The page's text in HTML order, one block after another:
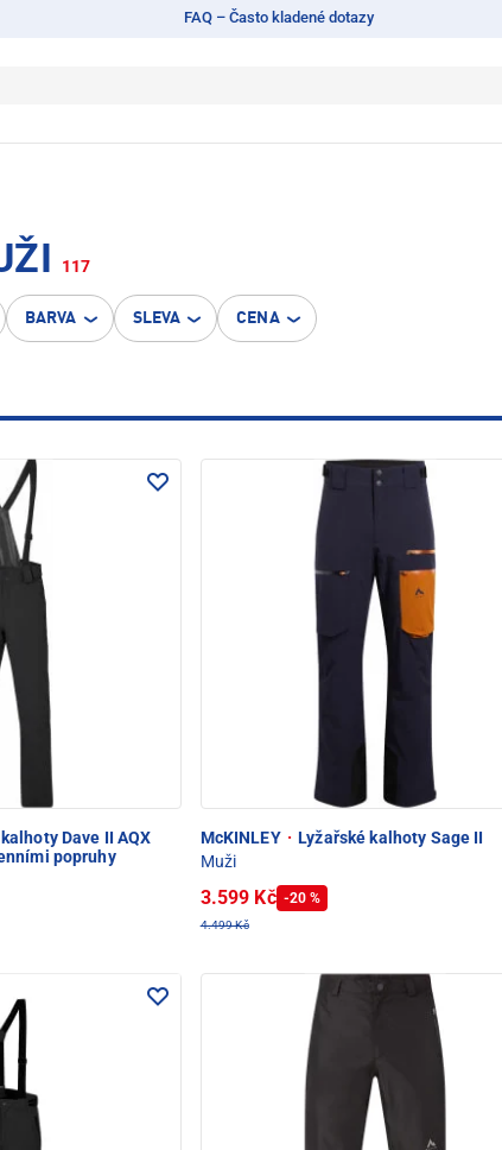
FAQ – Často kladené dotazy
117
BARVA SLEVA CENA
Dave II AQX
popruhy
McKINLEY · Lyžařské kalhoty Sage II
Muži
3.599 Kč -20 %
4.499 Kč